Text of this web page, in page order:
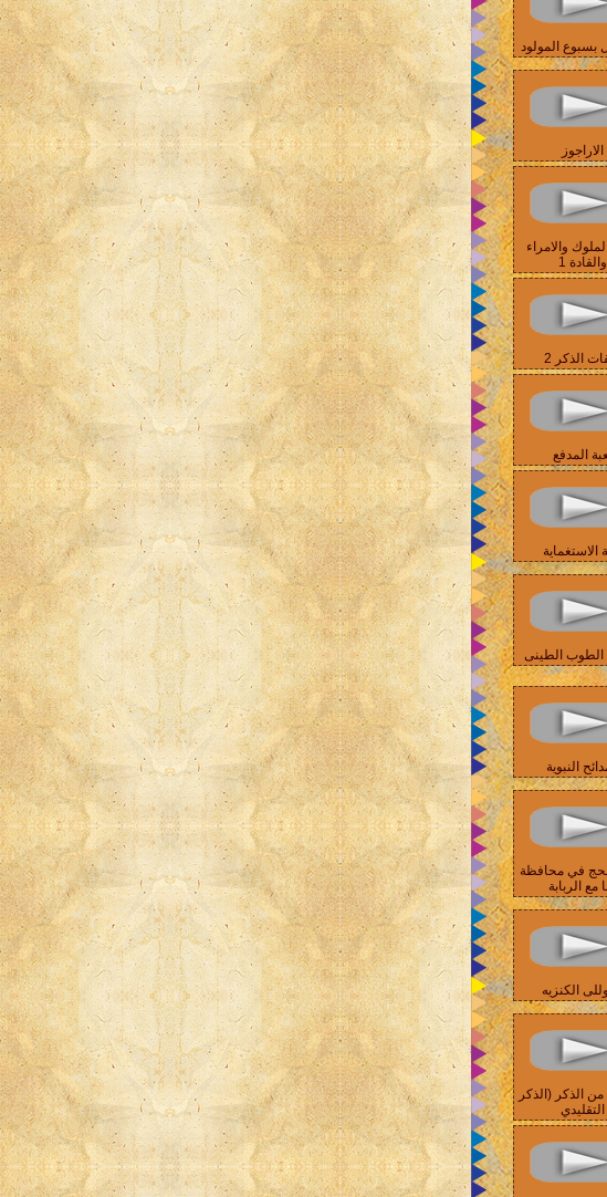
بسبوع المولود
الاراجوز
والامراء
والقادة 1
الذكر 2
المدفع
الاستغماية
الطوب الطينى
النبوية
في محافظة
مع الربابة
الكنزيه
من الذكر (الذكر
التقليدي